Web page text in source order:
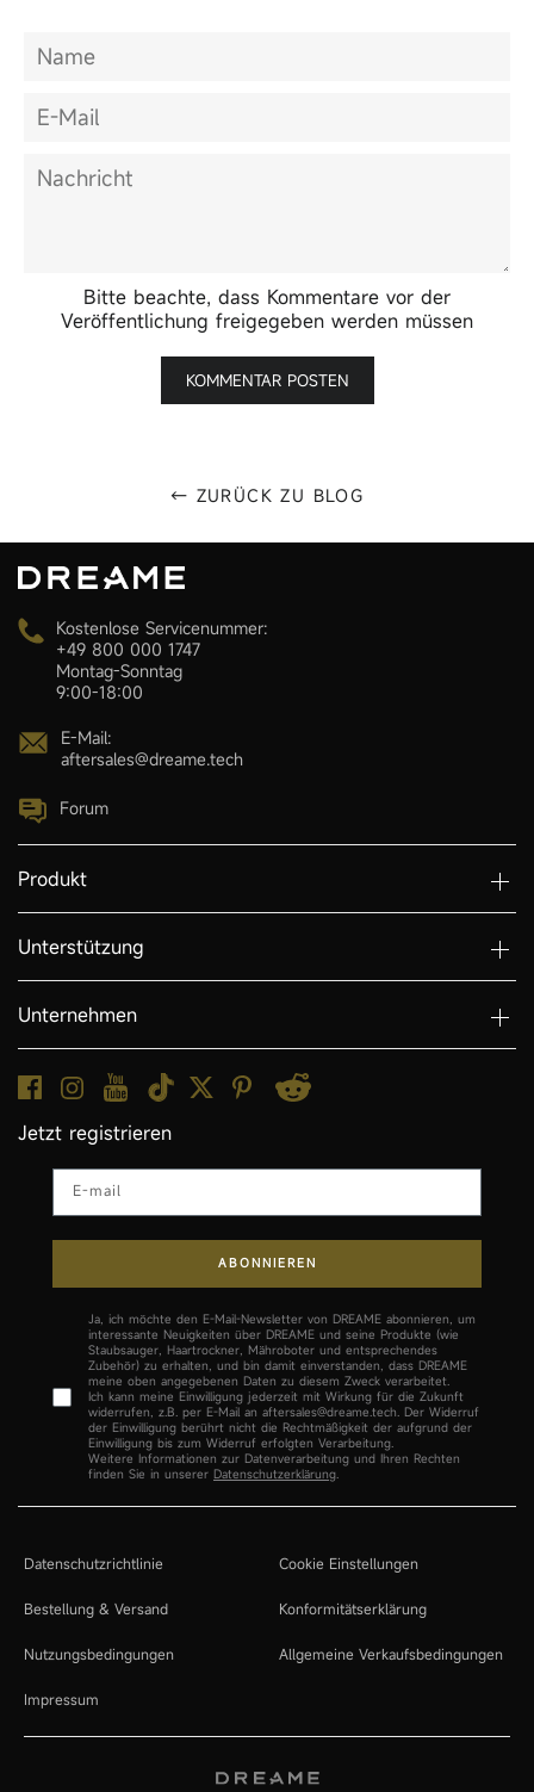
Name
E-
Mail
Nachricht
Bitte beachte, dass Kommentare vor der
Veröffentlichung freigegeben werden müssen
← ZURÜCK ZU BLOG
Kostenlose Servicenummer:
+49 800 000 1747
Montag-Sonntag
9:00-18:00
E-Mail:
aftersales@dreame.tech
Forum
Produkt
Unterstützung
Unternehmen
Jetzt registrieren
ABONNIEREN
Ja, ich möchte den E-Mail-Newsletter von DREAME abonnieren, um
Ja, ich möchte den E-Mail-Newsletter von DREAME abonnieren, um
interessante Neuigkeiten über DREAME und seine Produkte (wie
Staubsauger, Haartrockner, Mähroboter und entsprechendes
Zubehör) zu erhalten, und bin damit einverstanden, dass DREAME
meine oben angegebenen Daten zu diesem Zweck verarbeitet.
Ich kann meine Einwilligung jederzeit mit Wirkung für die Zukunft
widerrufen, z.B. per E-Mail an aftersales@dreame.tech. Der Widerruf
der Einwilligung berührt nicht die Rechtmäßigkeit der aufgrund der
Einwilligung bis zum Widerruf erfolgten Verarbeitung.
Weitere Informationen zur Datenverarbeitung und Ihren Rechten
finden Sie in unserer Datenschutzerklärung.
Datenschutzrichtlinie Cookie Einstellungen
Bestellung & Versand Konformitätserklärung
Nutzungsbedingungen Allgemeine Verkaufsbedingungen
Impressum